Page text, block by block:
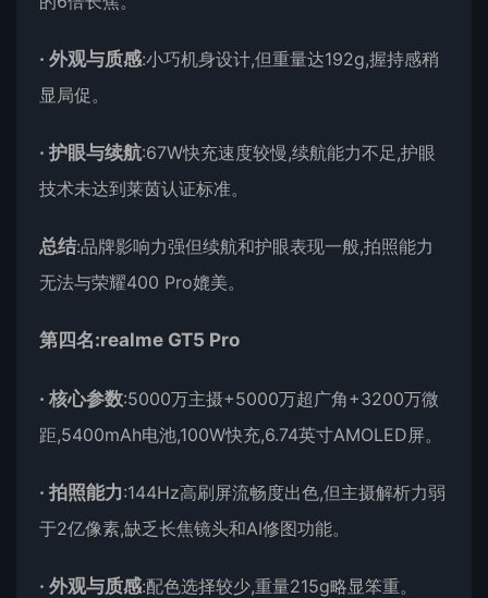
· 外观与质感:小巧机身设计,但重量达192g,握持感稍
显局促。
· 护眼与续航:67W快充速度较慢,续航能力不足,护眼
技术未达到莱茵认证标准。
总结:品牌影响力强但续航和护眼表现一般,拍照能力
无法与荣耀400 Pro媲美。
第四名:realme GT5 Pro
· 核心参数:5000万主摄+5000万超广角+3200万微
距,5400mAh电池,100W快充,6.74英寸AMOLED屏。
· 拍照能力:144Hz高刷屏流畅度出色,但主摄解析力弱
于2亿像素,缺乏长焦镜头和AI修图功能。
· 外观与质感:配色选择较少,重量215g略显笨重。